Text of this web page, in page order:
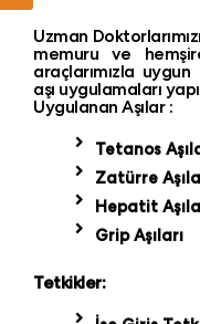
Uzman
memuru ve
araçlarımızla
aşı uygulamaları
Uygulanan Aşılar :
Tetanos
Zatürre
Hepatit
Grip Aşıları
Tetkikler: